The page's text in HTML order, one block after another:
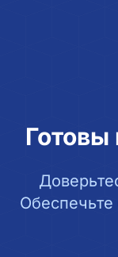
Готовы
Обеспечьте